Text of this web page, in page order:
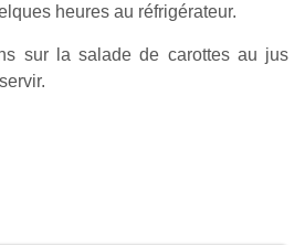
heures au réfrigérateur.
sur la salade de carottes au jus